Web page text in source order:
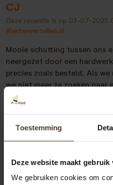
Toestemming
Deze website maakt gebruik
We gebruiken cookies om
CJ
Deze recentie is op 03-07-2025
Klantenvertellen.nl
Mooie schutting tussen ons
neergezet door een
precies zoals besteld. Als we
we niet meer te zoeken naar
uitstekend.